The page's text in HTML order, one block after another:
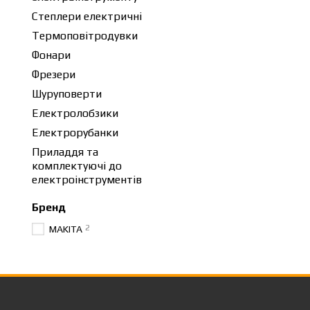
Степлери електричні
Термоповітродувки
Фонари
Фрезери
Шуруповерти
Електролобзики
Електрорубанки
Приладдя та
комплектуючі до
електроінструментів
Бренд
MAKITA 2